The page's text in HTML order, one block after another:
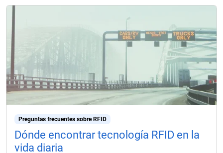
Preguntas frecuentes sobre RFID
Dónde encontrar tecnología RFID en la
vida diaria